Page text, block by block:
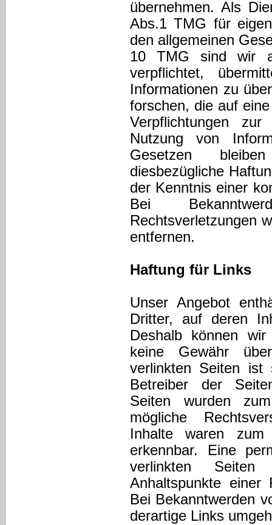
übernehmen. Als
Abs.1 TMG für
den allgemeinen
10 TMG sind wir
verpflichtet,
Informationen zu
forschen, die auf
Verpflichtungen
Nutzung von
Gesetzen
diesbezügliche
der Kenntnis einer
Bei
Rechtsverletzungen
entfernen.
Haftung für Links
Unser Angebot
Dritter, auf deren
Deshalb können
keine Gewähr
verlinkten Seiten ist
Betreiber der
Seiten wurden
mögliche
Inhalte waren
erkennbar. Eine
verlinkten
Anhaltspunkte einer
Bei Bekanntwerden
derartige Links